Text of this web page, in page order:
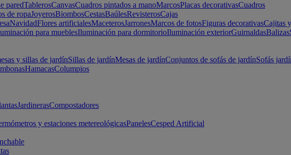
paredTablerosCanvasCuadros pintados a manoMarcosPlacas decorativasCuadros
de ropaJoyerosBiombosCestasBaúlesRevisterosCajas
NavidadFlores artificialesMaceterosJarronesMarcos de fotosFiguras decorativasCajitas
para mueblesIluminación para dormitorioIluminación exteriorGuirnaldasBalizas
y sillas de jardínSillas de jardínMesas de jardínConjuntos de sofás de jardínSofás
HamacasColumpios
JardinerasCompostadores
y estaciones metereológicasPanelesCesped Artificial